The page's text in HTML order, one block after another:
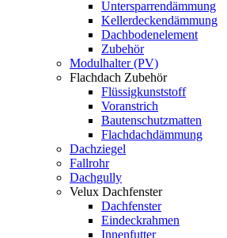
Untersparrendämmung
Kellerdeckendämmung
Dachbodenelement
Zubehör
Modulhalter (PV)
Flachdach Zubehör
Flüssigkunststoff
Voranstrich
Bautenschutzmatten
Flachdachdämmung
Dachziegel
Fallrohr
Dachgully
Velux Dachfenster
Dachfenster
Eindeckrahmen
Innenfutter